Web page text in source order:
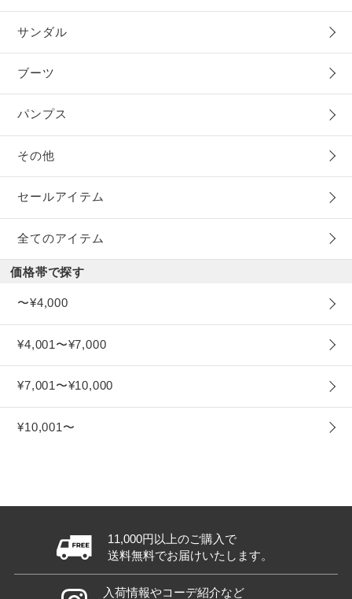
サンダル
ブーツ
パンプス
その他
セールアイテム
全てのアイテム
価格帯で探す
〜¥4,000
¥4,001〜¥7,000
¥7,001〜¥10,000
¥10,001〜
11,000円以上のご購入で
送料無料でお届けいたします。
入荷情報やコーデ紹介など